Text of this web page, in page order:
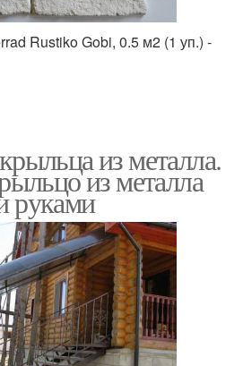
Rustiko Gobi, 0.5 м2 (1 уп.) -
из металла.
из металла
руками